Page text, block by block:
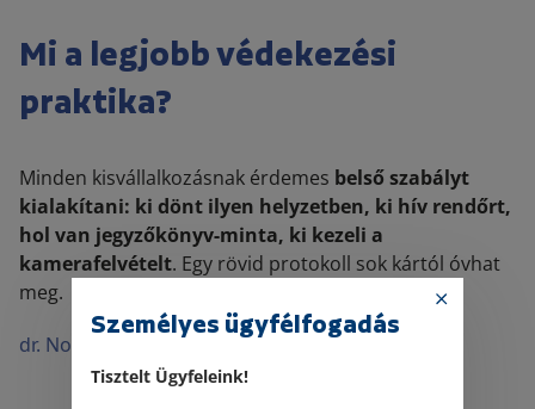
Mi a legjobb védekezési
praktika?
Minden kisvállalkozásnak érdemes belső szabályt
kialakítani: ki dönt ilyen helyzetben, ki hív rendőrt,
hol van jegyzőkönyv-minta, ki kezeli a
kamerafelvételt. Egy rövid protokoll sok kártól óvhat
meg.
dr. Novák Katalin Orsolya
Személyes ügyfélfogadás
Tisztelt Ügyfeleink!